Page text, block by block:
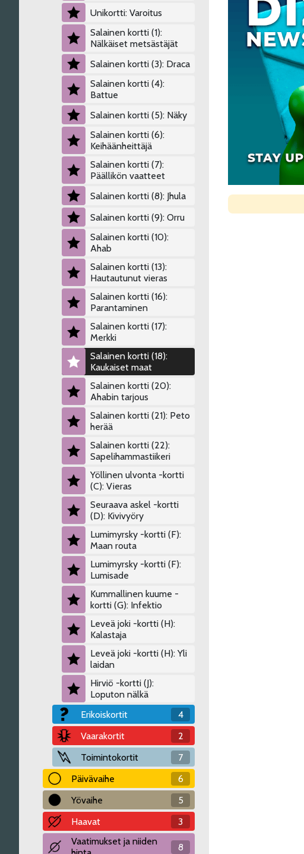
Unikortti: Varoitus
Salainen kortti (1):
Nälkäiset metsästäjät
Salainen kortti (3): Draca
Salainen kortti (4):
Battue
Salainen kortti (5): Näky
Salainen kortti (6):
Keihäänheittäjä
Salainen kortti (7):
Päällikön vaatteet
Salainen kortti (8): Jhula
Salainen kortti (9): Orru
Salainen kortti (10):
Ahab
Salainen kortti (13):
Hautautunut vieras
Salainen kortti (16):
Parantaminen
Salainen kortti (17):
Merkki
Salainen kortti (18):
Kaukaiset maat
Salainen kortti (20):
Ahabin tarjous
Salainen kortti (21): Peto
herää
Salainen kortti (22):
Sapelihammastiikeri
Yöllinen ulvonta -kortti
(C): Vieras
Seuraava askel -kortti
(D): Kivivyöry
Lumimyrsky -kortti (F):
Maan routa
Lumimyrsky -kortti (F):
Lumisade
Kummallinen kuume -
kortti (G): Infektio
Leveä joki -kortti (H):
Kalastaja
Leveä joki -kortti (H): Yli
laidan
Hirviö -kortti (J):
Loputon nälkä
Erikoiskortit
4
Vaarakortit
2
Toimintokortit
7
Päivävaihe
6
Yövaihe
5
Haavat
3
Vaatimukset ja niiden
8